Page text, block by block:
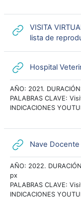
VISITA
lista de
Hospital
AÑO: 2021.
PALABRAS CLAVE:
INDICACIONES
Nave
AÑO: 2022.
px
PALABRAS CLAVE:
INDICACIONES